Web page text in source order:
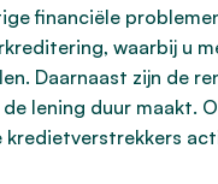
financiële
waarbij u
Daarnaast zijn de
lening duur maakt.
kredietverstrekkers